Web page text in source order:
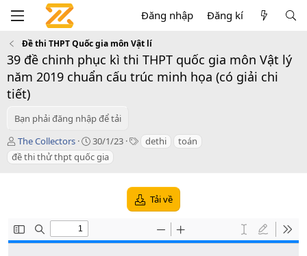
Đăng nhập Đăng kí
Đề thi THPT Quốc gia môn Vật lí
39 đề chinh phục kì thi THPT quốc gia môn Vật lý
năm 2019 chuẩn cấu trúc minh họa (có giải chi
tiết)
Bạn phải đăng nhập để tải
T
á
c
The Collectors
C
r
e
d
30/1/23
T dethi
toán
đề thi thử thpt quốc gia
Tải về